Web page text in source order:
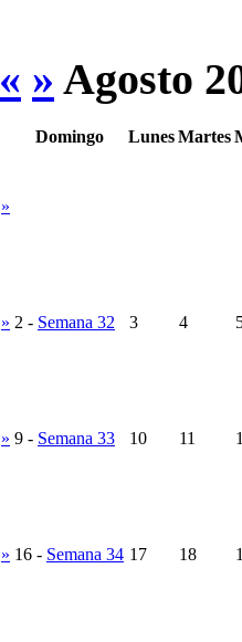
« » Agosto
Domingo LunesMartes
»
» 2 - Semana 32 3 4
» 9 - Semana 33 10 11
» 16 - Semana 34 17 18